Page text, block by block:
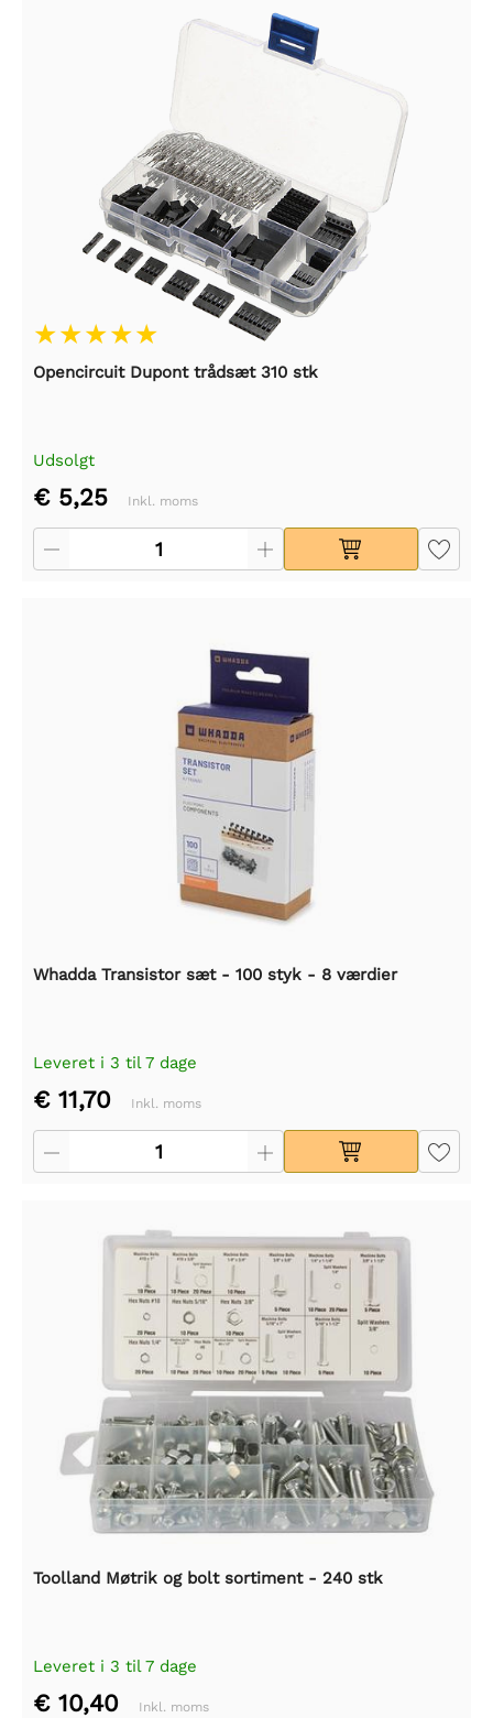
Opencircuit Dupont trådsæt 310 stk
Udsolgt
€ 5,25 Inkl. moms
Whadda Transistor sæt - 100 styk - 8 værdier
Leveret i 3 til 7 dage
€ 11,70 Inkl. moms
Toolland Møtrik og bolt sortiment - 240 stk
Leveret i 3 til 7 dage
€ 10,40 Inkl. moms